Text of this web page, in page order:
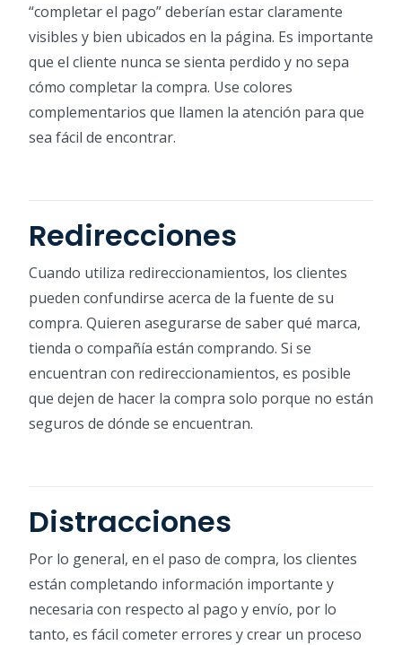
“completar el pago” deberían estar claramente
visibles y bien ubicados en la página. Es importante
que el cliente nunca se sienta perdido y no sepa
cómo completar la compra. Use colores
complementarios que llamen la atención para que
sea fácil de encontrar.
Redirecciones
Cuando utiliza redireccionamientos, los clientes
pueden confundirse acerca de la fuente de su
compra. Quieren asegurarse de saber qué marca,
tienda o compañía están comprando. Si se
encuentran con redireccionamientos, es posible
que dejen de hacer la compra solo porque no están
seguros de dónde se encuentran.
Distracciones
Por lo general, en el paso de compra, los clientes
están completando información importante y
necesaria con respecto al pago y envío, por lo
tanto, es fácil cometer errores y crear un proceso